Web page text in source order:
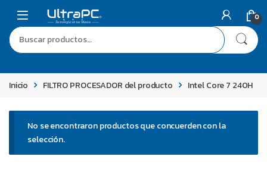
0
Inicio FILTRO PROCESADOR del producto Intel Core 7 240H
No se encontraron productos que concuerden con la
selección.